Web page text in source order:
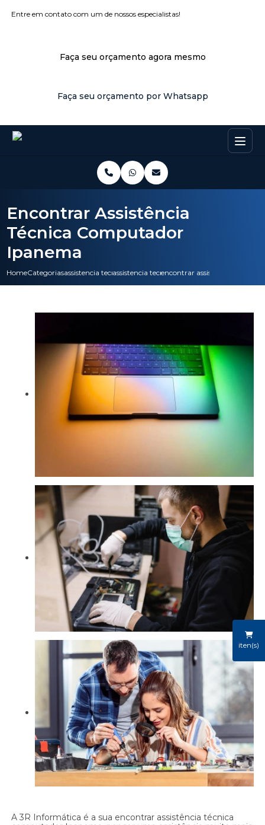
Entre em contato com um de nossos especialistas!
Faça seu orçamento agora mesmo
Faça seu orçamento por Whatsapp
iten(s)
HomeCategoriasassistencia tecnicaassistencia tecnica para impressora
encontrar assistencia tecnica
Encontrar Assistência
Técnica Computador
Ipanema
A 3R Informática é a sua encontrar assistência técnica